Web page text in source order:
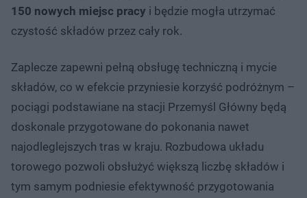
150 nowych miejsc pracy i będzie mogła utrzymać
czystość składów przez cały rok.
Zaplecze zapewni pełną obsługę techniczną i mycie
składów, co w efekcie przyniesie korzyść podróżnym –
pociągi podstawiane na stacji Przemyśl Główny będą
doskonale przygotowane do pokonania nawet
najodleglejszych tras w kraju. Rozbudowa układu
torowego pozwoli obsłużyć większą liczbę składów i
tym samym podniesie efektywność przygotowania